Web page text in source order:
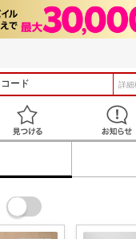
詳細
見つける